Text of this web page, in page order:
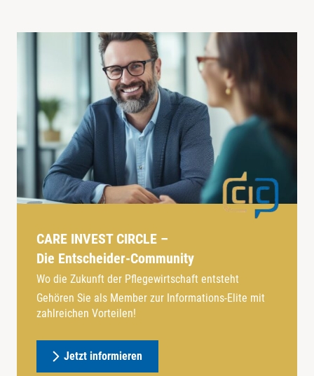
CARE INVEST CIRCLE –
Die Entscheider-Community
Wo die Zukunft der Pflegewirtschaft entsteht
Gehören Sie als Member zur Informations-Elite mit
zahlreichen Vorteilen!
Jetzt informieren